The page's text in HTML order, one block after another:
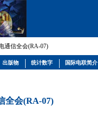
通信全会(RA-07)
全会(RA-07)
出版物 统计数字 国际电联简介